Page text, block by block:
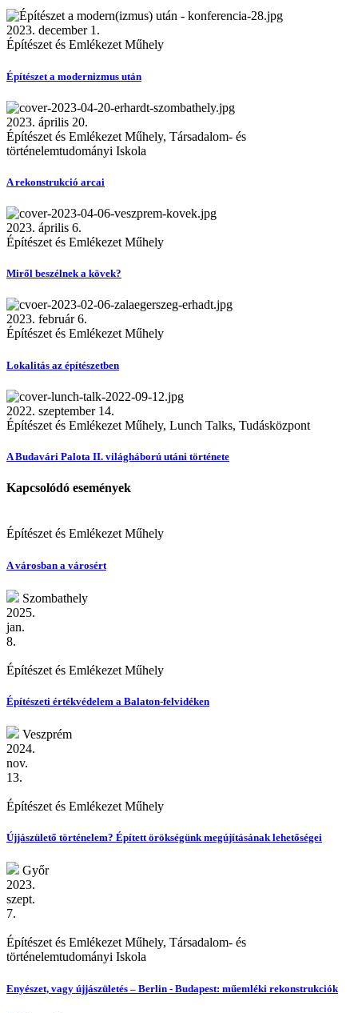
2023. december 1.
Építészet és Emlékezet Műhely
Építészet a modernizmus után
2023. április 20.
Építészet és Emlékezet Műhely, Társadalom- és
történelemtudományi Iskola
A rekonstrukció arcai
2023. április 6.
Építészet és Emlékezet Műhely
Miről beszélnek a kövek?
2023. február 6.
Építészet és Emlékezet Műhely
Lokalitás az építészetben
2022. szeptember 14.
Építészet és Emlékezet Műhely, Lunch Talks, Tudásközpont
A Budavári Palota II. világháború utáni története
Kapcsolódó események
Építészet és Emlékezet Műhely
A városban a városért
Szombathely
2025.
jan.
8.
Építészet és Emlékezet Műhely
Építészeti értékvédelem a Balaton-felvidéken
Veszprém
2024.
nov.
13.
Építészet és Emlékezet Műhely
Újjászülető történelem? Épített örökségünk megújításának lehetőségei
Győr
2023.
szept.
7.
Építészet és Emlékezet Műhely, Társadalom- és
történelemtudományi Iskola
Enyészet, vagy újjászületés – Berlin - Budapest: műemléki rekonstrukciók